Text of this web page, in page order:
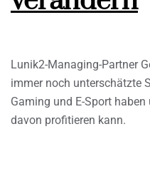
Lunik2-Managing-Partner
immer noch unterschätzte
Gaming und E-Sport
davon profitieren kann.